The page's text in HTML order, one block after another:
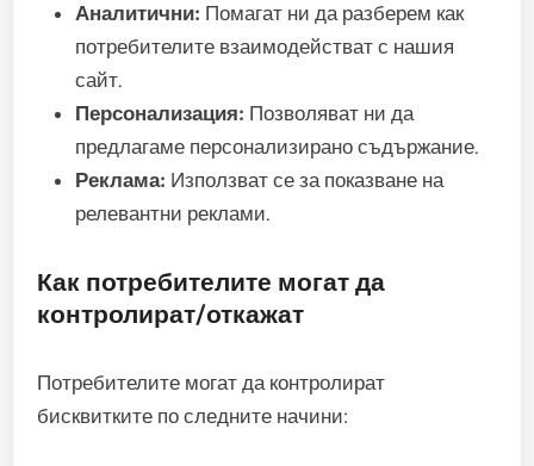
Аналитични: Помагат ни да разберем как
потребителите взаимодействат с нашия
сайт.
Персонализация: Позволяват ни да
предлагаме персонализирано съдържание.
Реклама: Използват се за показване на
релевантни реклами.
Как потребителите могат да
контролират/откажат
Потребителите могат да контролират
бисквитките по следните начини: